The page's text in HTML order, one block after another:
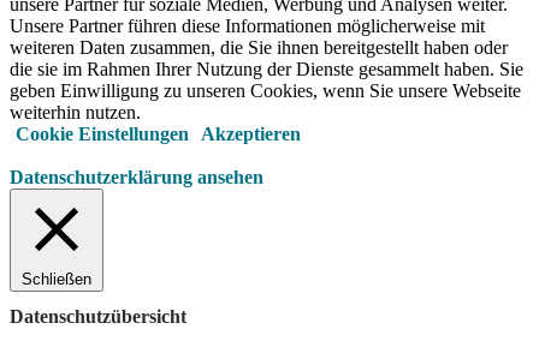
unsere Partner für soziale Medien, Werbung und Analysen weiter.
Unsere Partner führen diese Informationen möglicherweise mit
weiteren Daten zusammen, die Sie ihnen bereitgestellt haben oder
die sie im Rahmen Ihrer Nutzung der Dienste gesammelt haben. Sie
geben Einwilligung zu unseren Cookies, wenn Sie unsere Webseite
weiterhin nutzen.
Cookie Einstellungen
Akzeptieren
Datenschutzerklärung ansehen
Schließen
Datenschutzübersicht